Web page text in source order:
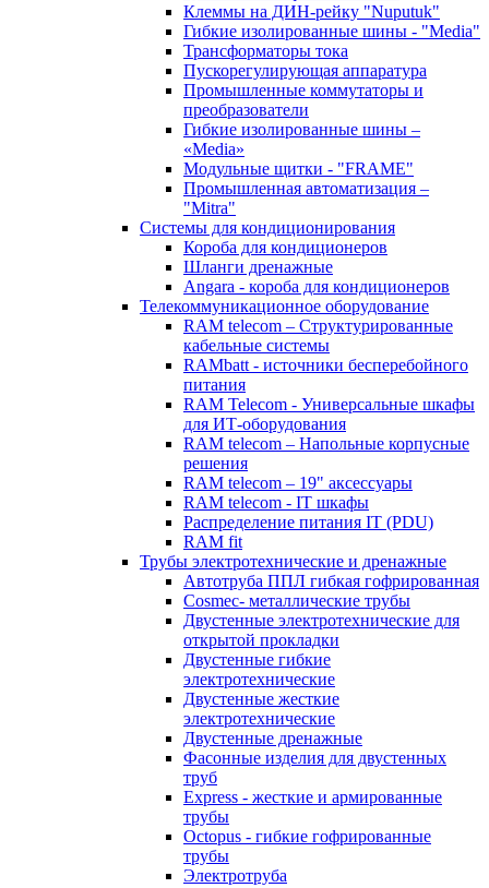
Клеммы на ДИН-рейку "Nuputuk"
Гибкие изолированные шины - "Media"
Трансформаторы тока
Пускорегулирующая аппаратура
Промышленные коммутаторы и
преобразователи
Гибкие изолированные шины –
«Media»
Модульные щитки - "FRAME"
Промышленная автоматизация –
"Mitra"
Системы для кондиционирования
Короба для кондиционеров
Шланги дренажные
Angara - короба для кондиционеров
Телекоммуникационное оборудование
RAM telecom – Структурированные
кабельные системы
RAMbatt - источники бесперебойного
питания
RAM Telecom - Универсальные шкафы
для ИТ-оборудования
RAM telecom – Напольные корпусные
решения
RAM telecom – 19" аксессуары
RAM telecom - IT шкафы
Распределение питания IT (PDU)
RAM fit
Трубы электротехнические и дренажные
Автотруба ППЛ гибкая гофрированная
Cosmec- металлические трубы
Двустенные электротехнические для
открытой прокладки
Двустенные гибкие
электротехнические
Двустенные жесткие
электротехнические
Двустенные дренажные
Фасонные изделия для двустенных
труб
Express - жесткие и армированные
трубы
Octopus - гибкие гофрированные
трубы
Электротруба